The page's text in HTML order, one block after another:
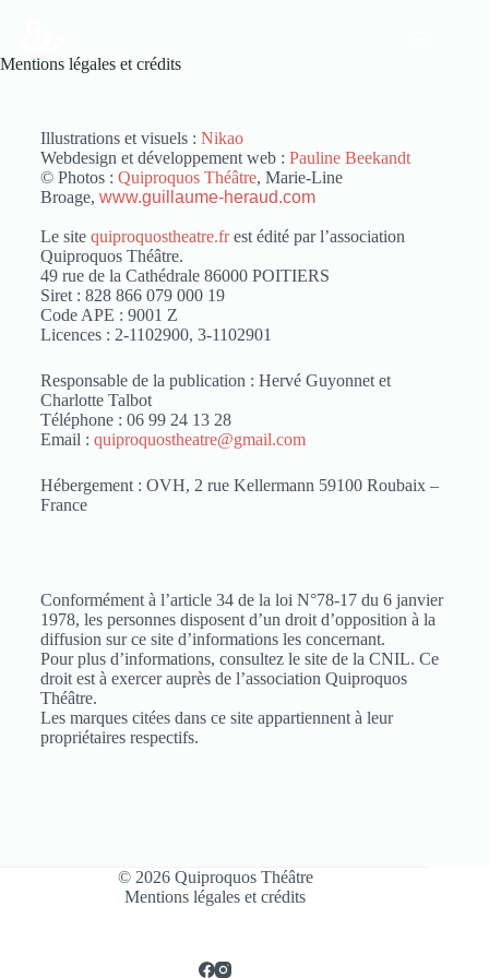
Mentions légales et crédits
Illustrations et visuels : Nikao
Webdesign et développement web : Pauline Beekandt
© Photos : Quiproquos Théâtre, Marie-Line
Broage, www.guillaume-heraud.com
Le site quiproquostheatre.frest édité par l’association
Quiproquos Théâtre.
49 rue de la Cathédrale 86000 POITIERS
Siret : 828 866 079 000 19
Code APE : 9001 Z
Licences : 2-1102900, 3-1102901
Responsable de la publication : Hervé Guyonnet et
Charlotte Talbot
Téléphone : 06 99 24 13 28
Email : quiproquostheatre@gmail.com
Hébergement : OVH, 2 rue Kellermann 59100 Roubaix –
France
Conformément à l’article 34 de la loi N°78-17 du 6 janvier
1978, les personnes disposent d’un droit d’opposition à la
diffusion sur ce site d’informations les concernant.
Pour plus d’informations, consultez le site de la CNIL. Ce
droit est à exercer auprès de l’association Quiproquos
Théâtre.
Les marques citées dans ce site appartiennent à leur
propriétaires respectifs.
© 2026 Quiproquos Théâtre
Mentions légales et crédits